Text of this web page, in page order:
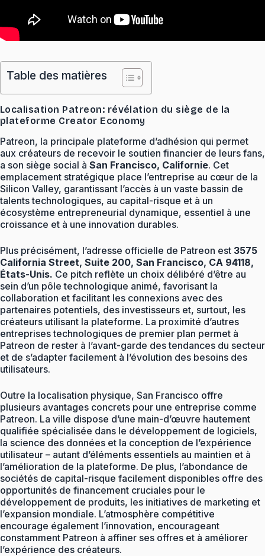
Table des matières
Localisation Patreon: révélation du siège de la
plateforme Creator Economy
Patreon, la principale plateforme d’adhésion qui permet
aux créateurs de recevoir le soutien financier de leurs fans,
a son siège social à San Francisco, Californie. Cet
emplacement stratégique place l’entreprise au cœur de la
Silicon Valley, garantissant l’accès à un vaste bassin de
talents technologiques, au capital-risque et à un
écosystème entrepreneurial dynamique, essentiel à une
croissance et à une innovation durables.
Plus précisément, l’adresse officielle de Patreon est 3575
California Street, Suite 200, San Francisco, CA 94118,
États-Unis. Ce pitch reflète un choix délibéré d’être au
sein d’un pôle technologique animé, favorisant la
collaboration et facilitant les connexions avec des
partenaires potentiels, des investisseurs et, surtout, les
créateurs utilisant la plateforme. La proximité d’autres
entreprises technologiques de premier plan permet à
Patreon de rester à l’avant-garde des tendances du secteur
et de s’adapter facilement à l’évolution des besoins des
utilisateurs.
Outre la localisation physique, San Francisco offre
plusieurs avantages concrets pour une entreprise comme
Patreon. La ville dispose d’une main-d’œuvre hautement
qualifiée spécialisée dans le développement de logiciels,
la science des données et la conception de l’expérience
utilisateur – autant d’éléments essentiels au maintien et à
l’amélioration de la plateforme. De plus, l’abondance de
sociétés de capital-risque facilement disponibles offre des
opportunités de financement cruciales pour le
développement de produits, les initiatives de marketing et
l’expansion mondiale. L’atmosphère compétitive
encourage également l’innovation, encourageant
constamment Patreon à affiner ses offres et à améliorer
l’expérience des créateurs.